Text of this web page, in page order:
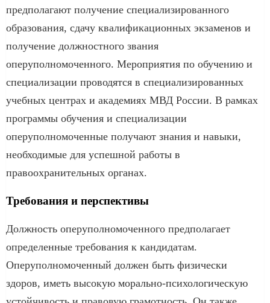
предполагают получение специализированного
образования, сдачу квалификационных экзаменов и
получение должностного звания
оперуполномоченного. Мероприятия по обучению и
специализации проводятся в специализированных
учебных центрах и академиях МВД России. В рамках
программы обучения и специализации
оперуполномоченные получают знания и навыки,
необходимые для успешной работы в
правоохранительных органах.
Требования и перспективы
Должность оперуполномоченного предполагает
определенные требования к кандидатам.
Оперуполномоченный должен быть физически
здоров, иметь высокую морально-психологическую